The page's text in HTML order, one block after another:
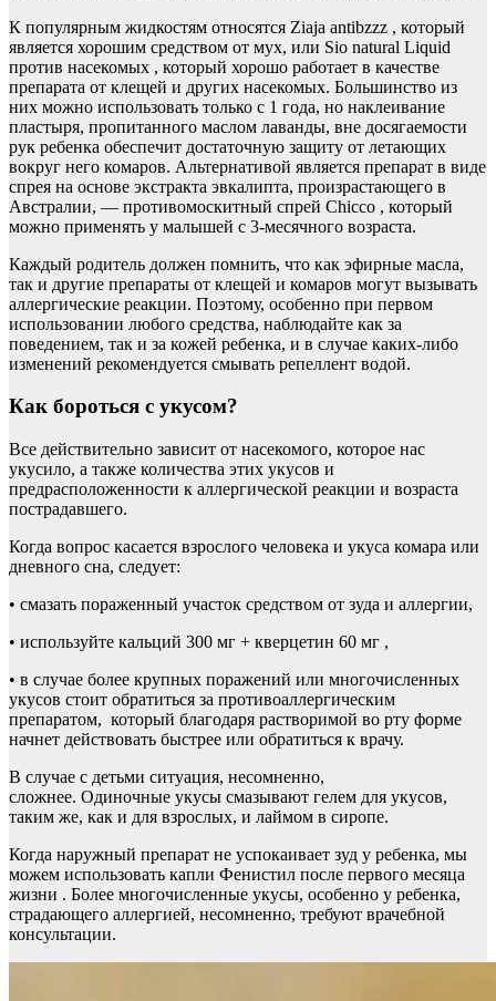
К популярным жидкостям относятся Ziaja antibzzz , который
является хорошим средством от мух, или Sio natural Liquid
против насекомых , который хорошо работает в качестве
препарата от клещей и других насекомых. Большинство из
них можно использовать только с 1 года, но наклеивание
пластыря, пропитанного маслом лаванды, вне досягаемости
рук ребенка обеспечит достаточную защиту от летающих
вокруг него комаров. Альтернативой является препарат в виде
спрея на основе экстракта эвкалипта, произрастающего в
Австралии, — противомоскитный спрей Chicco , который
можно применять у малышей с 3-месячного возраста.
Каждый родитель должен помнить, что как эфирные масла,
так и другие препараты от клещей и комаров могут вызывать
аллергические реакции. Поэтому, особенно при первом
использовании любого средства, наблюдайте как за
поведением, так и за кожей ребенка, и в случае каких-либо
изменений рекомендуется смывать репеллент водой.
Как бороться с укусом?
Все действительно зависит от насекомого, которое нас
укусило, а также количества этих укусов и
предрасположенности к аллергической реакции и возраста
пострадавшего.
Когда вопрос касается взрослого человека и укуса комара или
дневного сна, следует:
• смазать пораженный участок средством от зуда и аллергии,
• используйте кальций 300 мг + кверцетин 60 мг ,
• в случае более крупных поражений или многочисленных
укусов стоит обратиться за противоаллергическим
препаратом, который благодаря растворимой во рту форме
начнет действовать быстрее или обратиться к врачу.
В случае с детьми ситуация, несомненно,
сложнее. Одиночные укусы смазывают гелем для укусов,
таким же, как и для взрослых, и лаймом в сиропе.
Когда наружный препарат не успокаивает зуд у ребенка, мы
можем использовать капли Фенистил после первого месяца
жизни . Более многочисленные укусы, особенно у ребенка,
страдающего аллергией, несомненно, требуют врачебной
консультации.